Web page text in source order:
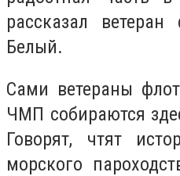
рассказал
Белый.
Сами ветераны
ЧМП собираются
Говорят, чтят
морского